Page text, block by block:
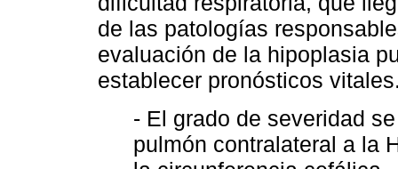
de las patologías
evaluación de la hipoplasia
establecer pronósticos
- El grado de severidad
pulmón contralateral a la